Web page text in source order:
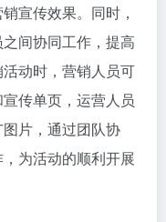
宣传效果。同时，
间协同工作，提高
动时，营销人员可
传单页，运营人员
片，通过团队协
为活动的顺利开展